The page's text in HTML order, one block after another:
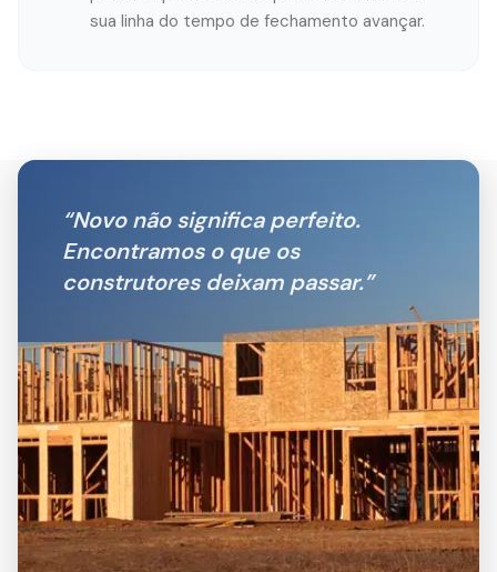
sua linha do tempo de fechamento avançar.
“Novo não significa perfeito.
Encontramos o que os
construtores deixam passar.”